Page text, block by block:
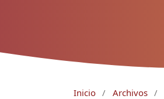
Inicio / Archivos /